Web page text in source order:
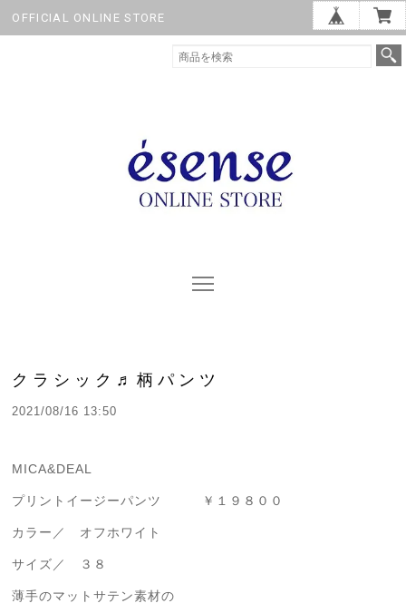
OFFICIAL ONLINE STORE
クラシック♬柄パンツ
2021/08/16 13:50
MICA&DEAL
プリントイージーパンツ ￥１９８００
カラー／ オフホワイト
サイズ／ ３８
薄手のマットサテン素材の